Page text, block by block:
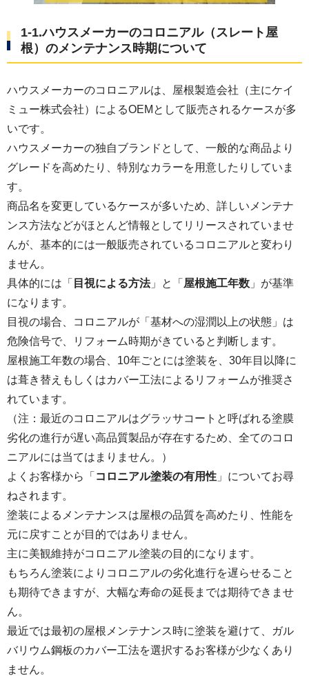
1-1.ハウスメーカーのコロニアル（スレート屋
根）のメンテナンス時期について
ハウスメーカーのコロニアルは、屋根製造会社（主にケイ
ミュー株式会社）によるOEMとして販売されるケースが多
いです。
ハウスメーカーの独自ブランドとして、一般的な商品より
グレードを高めたり、特別なカラーを用意したりしていま
す。
商品名を変更しているケースが多いため、詳しいメンテナ
ンス方法などがほとんど情報としてリリースされていませ
んが、基本的には一般販売されているコロニアルと変わり
ません。
具体的には「 目視による方法」と「 屋根施工年数 」が基準
になります。
目視の場合、コロニアルが「基材への湿潤以上の状態」は
危険信号で、リフォーム時期がきていると判断します。
屋根施工年数の場合、10年ごとには塗装を、30年目以降に
は葺き替えもしくはカバー工法によるリフォームが推奨さ
れています。
（注：最近のコロニアルはグラッサコートと呼ばれる塗膜
劣化の進行が遅い高品質製品が存在するため、全てのコロ
ニアルには当てはまりません。）
よくお客様から「 コロニアル塗装の有用性 」についてお尋
ねされます。
塗装によるメンテナンスは屋根の品質を高めたり、性能を
元に戻すことが目的ではありません。
主に美観維持がコロニアル塗装の目的になります。
もちろん塗装によりコロニアルの劣化進行を遅らせること
も期待できますが、大幅な寿命の延長までは期待できませ
ん。
最近では最初の屋根メンテナンス時に塗装を避けて、ガル
バリウム鋼板のカバー工法を選択するお客様が少なくあり
ません。